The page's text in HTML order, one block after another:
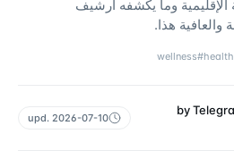
الإقليمية وما يكشفه أرشيف
health
#
wellness
by
upd. 2026-07-10